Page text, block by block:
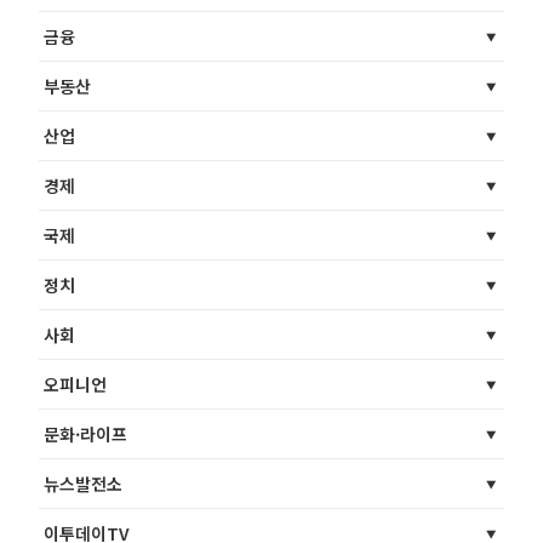
금융
부동산
산업
경제
국제
정치
사회
오피니언
문화·라이프
뉴스발전소
이투데이TV